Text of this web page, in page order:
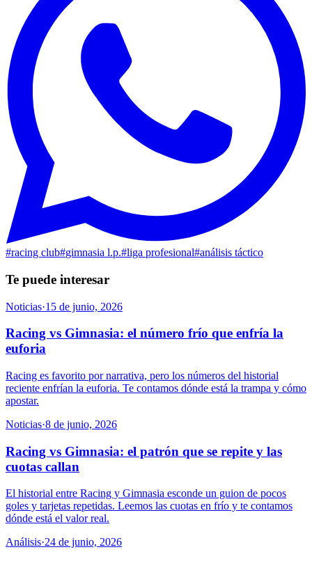
#racing club#gimnasia l.p.#liga profesional#análisis táctico
Te puede interesar
Noticias·15 de junio, 2026
Racing vs Gimnasia: el número frío que enfría la
euforia
Racing es favorito por narrativa, pero los números del historial
reciente enfrían la euforia. Te contamos dónde está la trampa y cómo
apostar.
Noticias·8 de junio, 2026
Racing vs Gimnasia: el patrón que se repite y las
cuotas callan
El historial entre Racing y Gimnasia esconde un guion de pocos
goles y tarjetas repetidas. Leemos las cuotas en frío y te contamos
dónde está el valor real.
Análisis·24 de junio, 2026